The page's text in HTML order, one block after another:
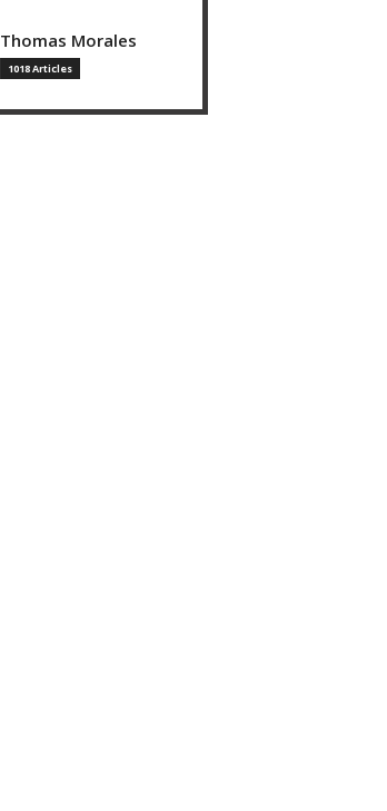
Thomas Morales
1018 Articles